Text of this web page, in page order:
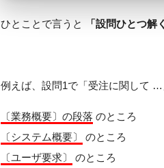
ひとことで言うと 「設問ひとつ解
例えば、設問1で「受注に関して …
〔業務概要〕の段落 のところ
〔システム概要〕
のところ
〔ユーザ要求〕
のところ